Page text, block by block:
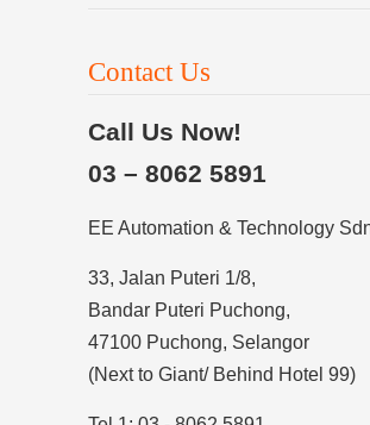
Contact Us
Call Us Now!
03 – 8062 5891
EE Automation & Technology
33, Jalan Puteri 1/8,
Bandar Puteri Puchong,
47100 Puchong, Selangor
(Next to Giant/ Behind Hotel 99)